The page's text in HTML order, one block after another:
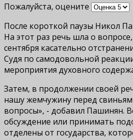
Пожалуйста, оцените
После короткой паузы Никол
На этот раз речь шла о
сентября касательно
Судя по самодовольной
мероприятия духовного
Затем, в продолжении своей
нашу жемчужину перед
вопросы», - добавил Пашинян.
обсуждение или принимать
отделены от государства,